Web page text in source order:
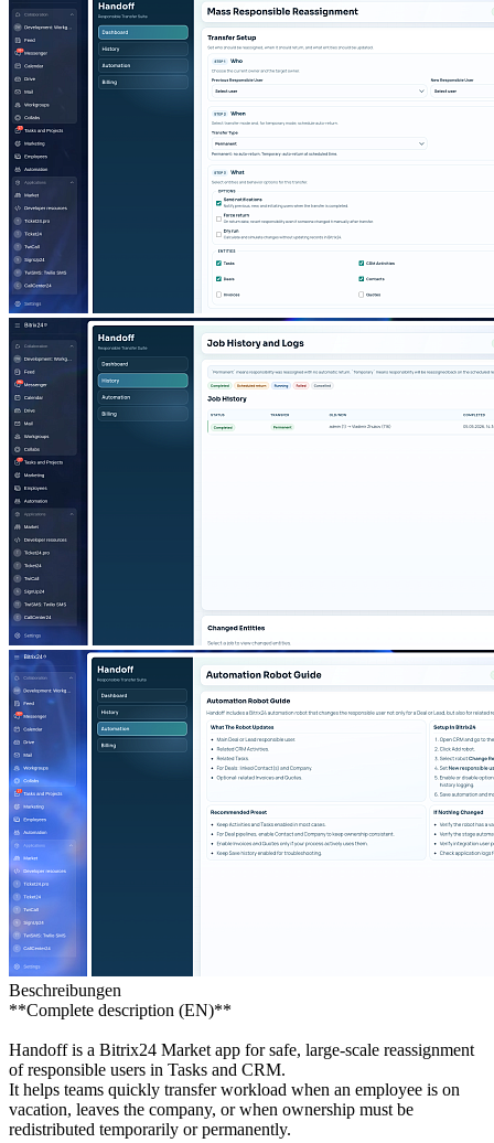
Beschreibungen
**Complete description (EN)**
Handoff is a Bitrix24 Market app for safe, large-scale reassignment
of responsible users in Tasks and CRM.
It helps teams quickly transfer workload when an employee is on
vacation, leaves the company, or when ownership must be
redistributed temporarily or permanently.